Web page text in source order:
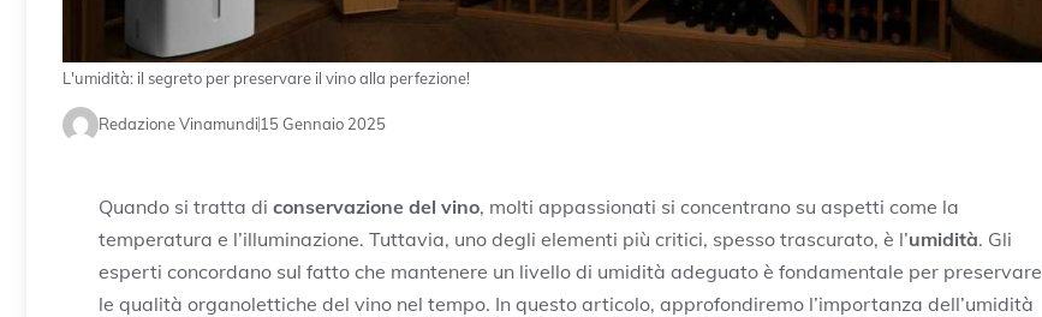
L'umidità: il segreto per preservare il vino alla perfezione!
Redazione Vinamundi15 Gennaio 2025
Quando si tratta di conservazione del vino, molti appassionati si concentrano su aspetti come la
temperatura e l’illuminazione. Tuttavia, uno degli elementi più critici, spesso trascurato, è l’umidità. Gli
esperti concordano sul fatto che mantenere un livello di umidità adeguato è fondamentale per preservare
le qualità organolettiche del vino nel tempo. In questo articolo, approfondiremo l’importanza dell’umidità